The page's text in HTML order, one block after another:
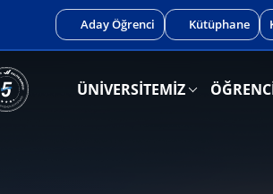
ÜNİVERSİTEMİZ
Aday Öğrenci Kütüphane